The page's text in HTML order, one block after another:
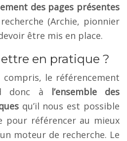
des pages présentes
(Archie, pionnier
être mis en place.
en pratique ?
compris, le référencement
donc à l’ensemble des
qu’il nous est possible
référencer au mieux
moteur de recherche. Le